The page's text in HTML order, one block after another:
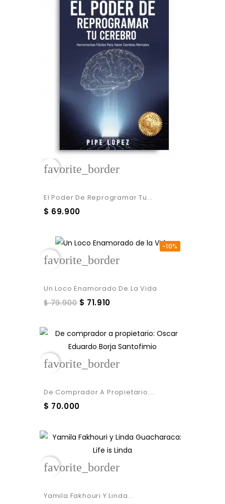
favorite_border
El Poder De Reprogramar Tu...
$ 69.900
favorite_border
Un Loco Enamorado De La Vida
$ 79.900
-10%
$ 71.910
favorite_border
De Comprador A Propietario:...
$ 70.000
favorite_border
Yamila Fakhouri Y Linda...